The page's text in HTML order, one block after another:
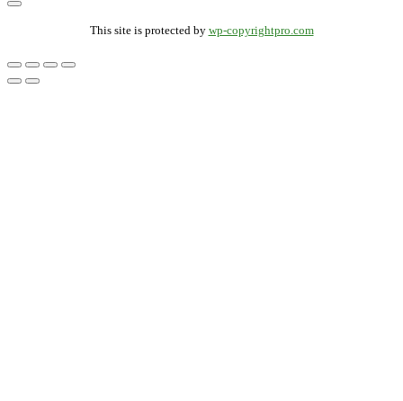
This site is protected by wp-copyrightpro.com